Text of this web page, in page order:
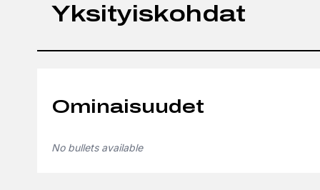
Yksityiskohdat
Ominaisuudet
No bullets available